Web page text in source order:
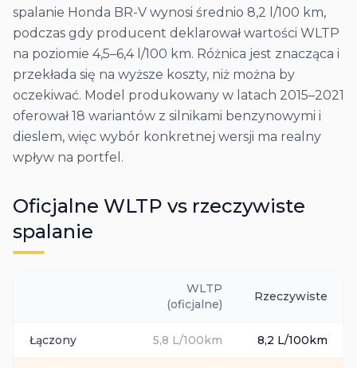
spalanie Honda BR-V wynosi średnio 8,2 l/100 km,
podczas gdy producent deklarował wartości WLTP
na poziomie 4,5–6,4 l/100 km. Różnica jest znacząca i
przekłada się na wyższe koszty, niż można by
oczekiwać. Model produkowany w latach 2015–2021
oferował 18 wariantów z silnikami benzynowymi i
dieslem, więc wybór konkretnej wersji ma realny
wpływ na portfel.
Oficjalne WLTP vs rzeczywiste
spalanie
WLTP
(oficjalne)
Rzeczywiste
Łączony 5,8 L/100km 8,2 L/100km